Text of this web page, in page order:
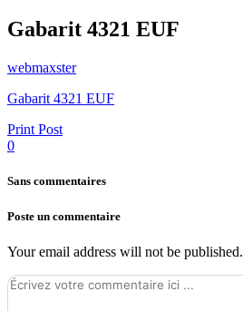
Gabarit 4321 EUF
webmaxster
Gabarit 4321 EUF
Print Post
0
Sans commentaires
Poste un commentaire
Your email address will not be published.